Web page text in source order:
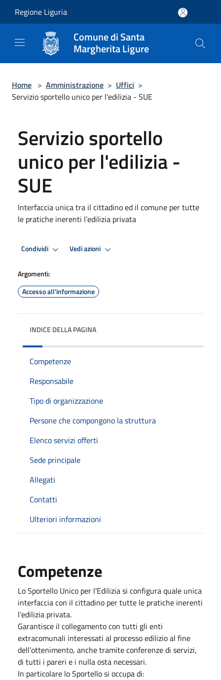
Regione Liguria
Comune di Santa
Margherita Ligure
Home > Amministrazione > Uffici >
Servizio sportello unico per l'edilizia - SUE
Servizio sportello
unico per l'edilizia -
SUE
Interfaccia unica tra il cittadino ed il comune per tutte
le pratiche inerenti l’edilizia privata
Condividi Vedi azioni
Argomenti:
Accesso all'informazione
INDICE DELLA PAGINA
Competenze
Responsabile
Tipo di organizzazione
Persone che compongono la struttura
Elenco servizi offerti
Sede principale
Allegati
Contatti
Ulteriori informazioni
Competenze
Lo Sportello Unico per l’Edilizia si configura quale unica
interfaccia con il cittadino per tutte le pratiche inerenti
l’edilizia privata.
Garantisce il collegamento con tutti gli enti
extracomunali interessati al processo edilizio al fine
dell’ottenimento, anche tramite conferenze di servizi,
di tutti i pareri e i nulla osta necessari.
In particolare lo Sportello si occupa di: